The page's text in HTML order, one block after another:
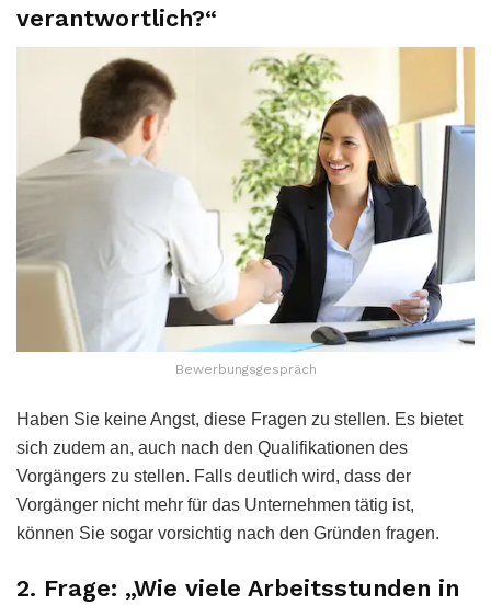
verantwortlich?“
Bewerbungsgespräch
Haben Sie keine Angst, diese Fragen zu stellen. Es bietet
sich zudem an, auch nach den Qualifikationen des
Vorgängers zu stellen. Falls deutlich wird, dass der
Vorgänger nicht mehr für das Unternehmen tätig ist,
können Sie sogar vorsichtig nach den Gründen fragen.
2. Frage: „Wie viele Arbeitsstunden in